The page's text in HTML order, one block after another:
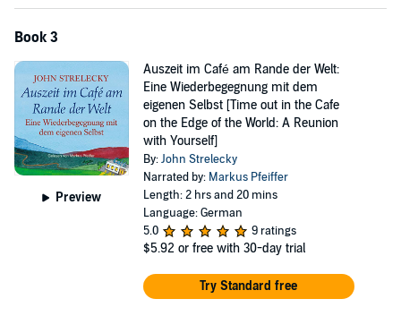
Book 3
Preview
Auszeit im Café am Rande der Welt:
Eine Wiederbegegnung mit dem
eigenen Selbst [Time out in the Cafe
on the Edge of the World: A Reunion
with Yourself]
By:John Strelecky
Narrated by: Markus Pfeiffer
Length: 2 hrs and 20 mins
Language: German
5.0
9 ratings
$5.92 or free with 30-day trial
Try Standard free